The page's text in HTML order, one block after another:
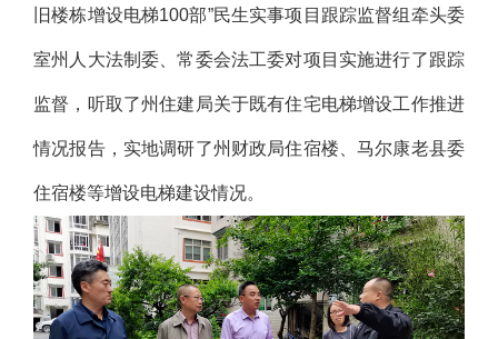
旧楼栋增设电梯100部”民生实事项目跟踪监督组牵头委
室州人大法制委、常委会法工委对项目实施进行了跟踪
监督，听取了州住建局关于既有住宅电梯增设工作推进
情况报告，实地调研了州财政局住宿楼、马尔康老县委
住宿楼等增设电梯建设情况。